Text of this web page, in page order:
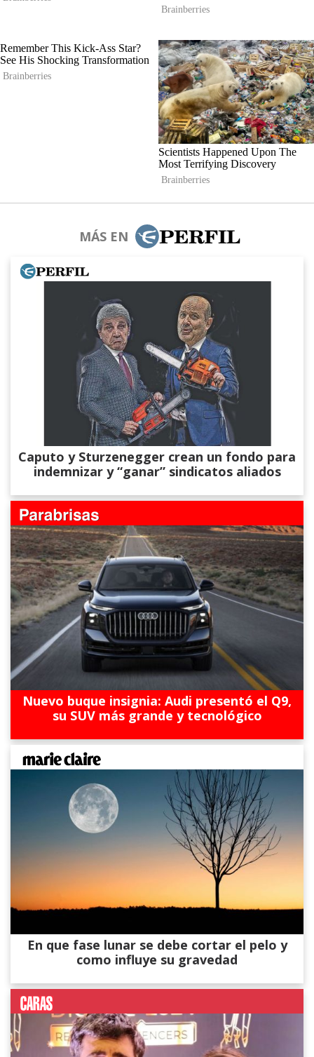
MÁS EN
Caputo y Sturzenegger crean un fondo para
indemnizar y “ganar” sindicatos aliados
Nuevo buque insignia: Audi presentó el Q9,
su SUV más grande y tecnológico
En que fase lunar se debe cortar el pelo y
como influye su gravedad